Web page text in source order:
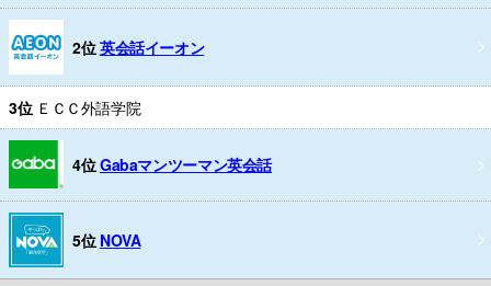
2位英会話イーオン
3位 ＥＣＣ外語学院
4位Gabaマンツーマン英会話
5位 NOVA